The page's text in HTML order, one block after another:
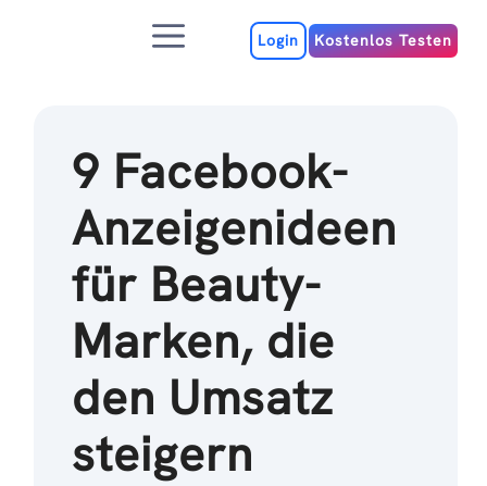
MenuLogin Kostenlos Testen
9 Facebook-
Anzeigenideen
für Beauty-
Marken, die
den Umsatz
steigern